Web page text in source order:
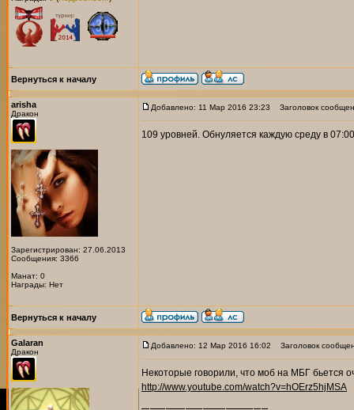
Вернуться к началу
arisha
Дракон
Зарегистрирован: 27.06.2013
Сообщения: 3366
Манат: 0
Награды: Нет
Добавлено: 11 Мар 2016 23:23 Заголовок
109 уровней. Обнуляется каждую среду в
Вернуться к началу
Galaran
Дракон
Добавлено: 12 Мар 2016 16:02 Заголовок
Некоторые говорили, что моб на МБГ бьется
http://www.youtube.com/watch?v=hOErz5hjMSA